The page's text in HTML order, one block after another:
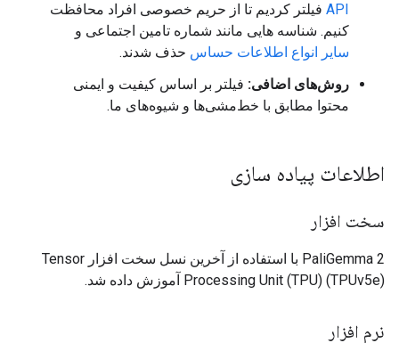
API فیلتر کردیم تا از حریم خصوصی افراد محافظت
کنیم. شناسه هایی مانند شماره تامین اجتماعی و
سایر انواع اطلاعات حساس حذف شدند.
روش‌های اضافی: فیلتر بر اساس کیفیت و ایمنی
محتوا مطابق با خط‌مشی‌ها و شیوه‌های ما.
اطلاعات پیاده سازی
سخت افزار
PaliGemma 2 با استفاده از آخرین نسل سخت افزار Tensor
Processing Unit (TPU) (TPUv5e) آموزش داده شد.
نرم افزار